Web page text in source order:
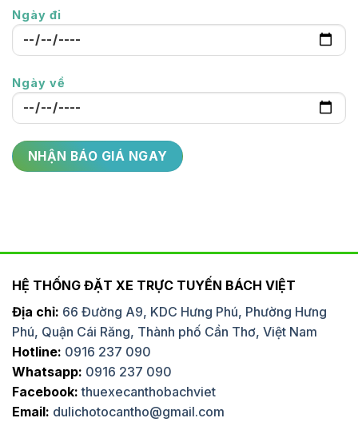
Ngày đi
Ngày về
HỆ THỐNG ĐẶT XE TRỰC TUYẾN BÁCH VIỆT
Địa chỉ: 66 Đường A9, KDC Hưng Phú, Phường Hưng
Phú, Quận Cái Răng, Thành phố Cần Thơ, Việt Nam
Hotline: 0916 237 090
Whatsapp: 0916 237 090
Facebook: thuexecanthobachviet
Email: dulichotocantho@gmail.com